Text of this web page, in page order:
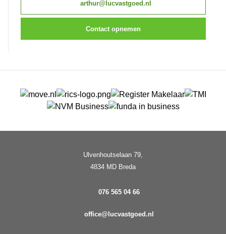
arthur@lucvastgoed.nl
Contact opnemen
Ulvenhoutselaan 79,
4834 MD Breda
076 565 04 66
office@lucvastgoed.nl